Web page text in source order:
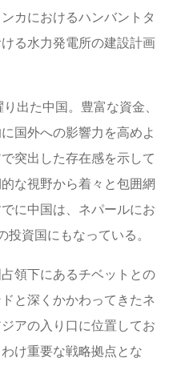
カにおけるハンバントタ
る水力発電所の建設計画
出た中国。豊富な資金、
国外への影響力を高めよ
突出した存在感を示して
な視野から着々と包囲網
に中国は、ネパールにお
投資国にもなっている。
領下にあるチベットとの
と深くかかわってきたネ
アの入り口に位置してお
け重要な戦略拠点とな